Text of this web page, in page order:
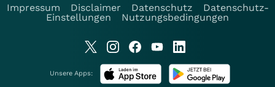
Impressum
Disclaimer Datenschutz
Datenschutz-
Einstellungen
Nutzungsbedingungen
Unsere Apps: